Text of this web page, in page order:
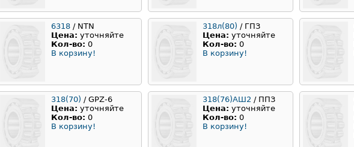
6318 / NTN
Цена: уточняйте
Кол-во: 0
В корзину!
318л(80) / ГПЗ
Цена: уточняйте
Кол-во: 0
В корзину!
318(70) / GPZ-6
Цена: уточняйте
Кол-во: 0
В корзину!
318(76)АШ2 / ППЗ
Цена: уточняйте
Кол-во: 0
В корзину!